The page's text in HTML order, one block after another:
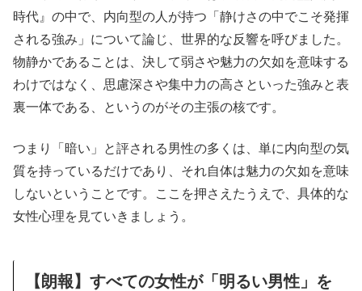
時代』の中で、内向型の人が持つ「静けさの中でこそ発揮
される強み」について論じ、世界的な反響を呼びました。
物静かであることは、決して弱さや魅力の欠如を意味する
わけではなく、思慮深さや集中力の高さといった強みと表
裏一体である、というのがその主張の核です。
つまり「暗い」と評される男性の多くは、単に内向型の気
質を持っているだけであり、それ自体は魅力の欠如を意味
しないということです。ここを押さえたうえで、具体的な
女性心理を見ていきましょう。
【朗報】すべての女性が「明るい男性」を